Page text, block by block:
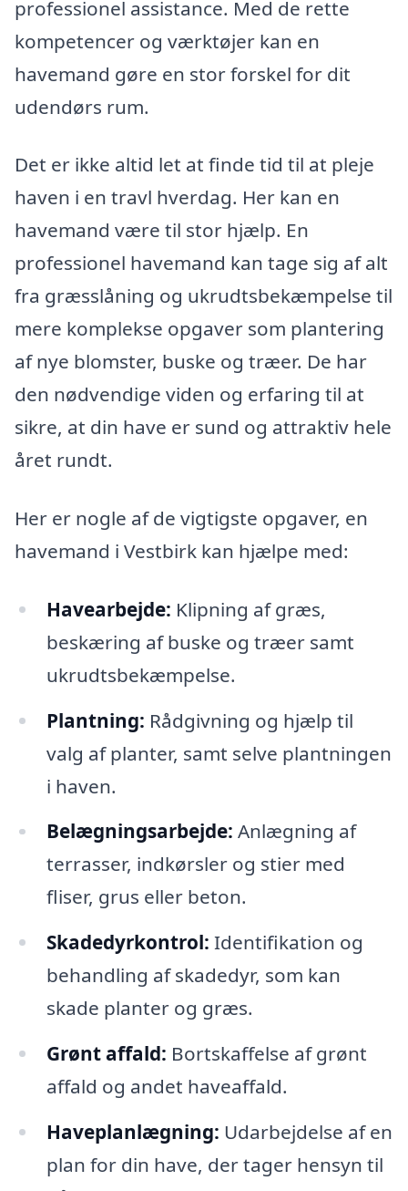
professionel assistance. Med de rette
kompetencer og værktøjer kan en
havemand gøre en stor forskel for dit
udendørs rum.
Det er ikke altid let at finde tid til at pleje
haven i en travl hverdag. Her kan en
havemand være til stor hjælp. En
professionel havemand kan tage sig af alt
fra græsslåning og ukrudtsbekæmpelse til
mere komplekse opgaver som plantering
af nye blomster, buske og træer. De har
den nødvendige viden og erfaring til at
sikre, at din have er sund og attraktiv hele
året rundt.
Her er nogle af de vigtigste opgaver, en
havemand i Vestbirk kan hjælpe med:
Havearbejde: Klipning af græs,
beskæring af buske og træer samt
ukrudtsbekæmpelse.
Plantning: Rådgivning og hjælp til
valg af planter, samt selve plantningen
i haven.
Belægningsarbejde: Anlægning af
terrasser, indkørsler og stier med
fliser, grus eller beton.
Skadedyrkontrol: Identifikation og
behandling af skadedyr, som kan
skade planter og græs.
Grønt affald: Bortskaffelse af grønt
affald og andet haveaffald.
Haveplanlægning: Udarbejdelse af en
plan for din have, der tager hensyn til